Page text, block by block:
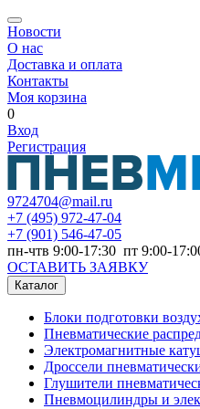
Новости
О нас
Доставка и оплата
Контакты
Моя корзина
0
Вход
Регистрация
9724704@mail.ru
+7 (495) 972-47-04
+7 (901) 546-47-05
пн-чтв 9:00-17:30 пт 9:00-
ОСТАВИТЬ ЗАЯВКУ
Каталог
Блоки подготовки
Пневматические
Электромагнитные
Дроссели
Глушители
Пневмоцилиндры и